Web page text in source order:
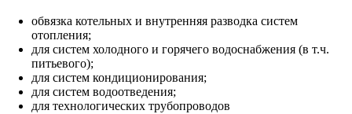
обвязка котельных и внутренняя разводка систем
отопления;
для систем холодного и горячего водоснабжения (в т.ч.
питьевого);
для систем кондиционирования;
для систем водоотведения;
для технологических трубопроводов